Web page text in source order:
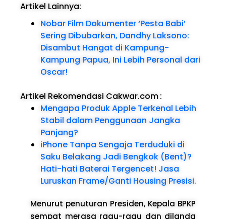
Artikel Lainnya:
Nobar Film Dokumenter ‘Pesta Babi’
Sering Dibubarkan, Dandhy Laksono:
Disambut Hangat di Kampung-
Kampung Papua, Ini Lebih Personal dari
Oscar!
Artikel Rekomendasi Cakwar.com:
Mengapa Produk Apple Terkenal Lebih
Stabil dalam Penggunaan Jangka
Panjang?
iPhone Tanpa Sengaja Terduduki di
Saku Belakang Jadi Bengkok (Bent)?
Hati-hati Baterai Tergencet! Jasa
Luruskan Frame/Ganti Housing Presisi.
Menurut penuturan Presiden, Kepala BPKP
sempat merasa ragu-ragu dan dilanda